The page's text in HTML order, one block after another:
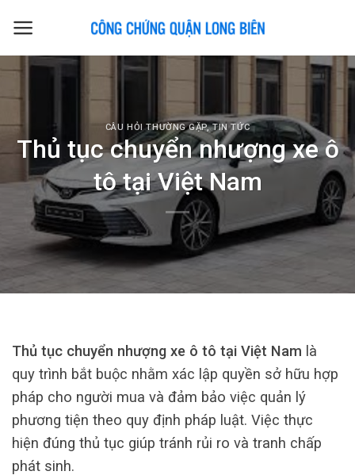
CÂU HỎI THƯỜNG GẶP,TIN TỨC
Thủ tục chuyển nhượng xe ô
tô tại Việt Nam
Thủ tục chuyển nhượng xe ô tô tại Việt Nam là
quy trình bắt buộc nhằm xác lập quyền sở hữu hợp
pháp cho người mua và đảm bảo việc quản lý
phương tiện theo quy định pháp luật. Việc thực
hiện đúng thủ tục giúp tránh rủi ro và tranh chấp
phát sinh.